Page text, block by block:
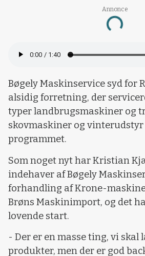
Annonce
Loading...
Bøgely Maskinservice syd for
alsidig forretning, der
typer landbrugsmaskiner og
skovmaskiner og vinterudstyr
programmet.
Som noget nyt har Kristian
indehaver af Bøgely
forhandling af Krone-
Brøns Maskinimport, og det
lovende start.
- Der er en masse ting, vi skal
produkter, men der er god